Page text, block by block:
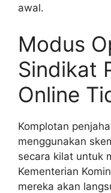
awal.
Modus
Sindikat
Online
Komplotan
menggunakan
secara kilat untuk
Kementerian
mereka akan